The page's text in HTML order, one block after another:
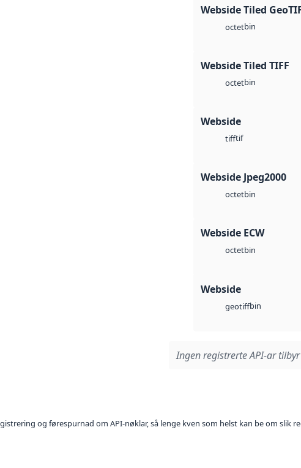
Webside Tiled
octetbin
Webside Tiled TIFF
octetbin
Webside
tifftif
Webside Jpeg2000
octetbin
Webside ECW
octetbin
Webside
geotiffbin
Ingen registrerte API-ar
og førespurnad om API-nøklar, så lenge kven som helst kan be om slik